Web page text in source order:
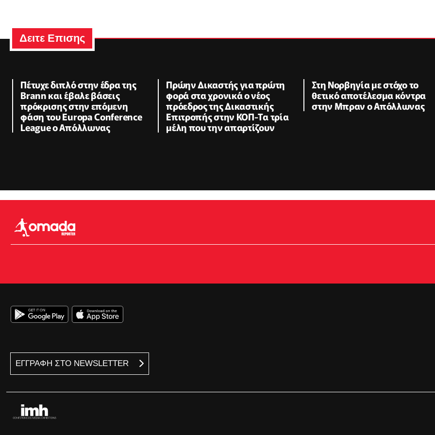
Δειτε Επισης
Πέτυχε διπλό στην έδρα της
Brann και έβαλε βάσεις
πρόκρισης στην επόμενη
φάση του Europa Conference
League ο Απόλλωνας
Πρώην Δικαστής για πρώτη
φορά στα χρονικά ο νέος
πρόεδρος της Δικαστικής
Επιτροπής στην ΚΟΠ-Τα τρία
μέλη που την απαρτίζουν
Στη Νορβηγία με στόχο το
θετικό αποτέλεσμα κόντρα
στην Μπραν ο Απόλλωνας
ΕΓΓΡΑΦΗ ΣΤΟ NEWSLETTER